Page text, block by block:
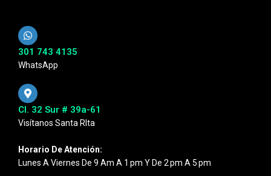
301 743 4135
WhatsApp
Cl. 32 Sur # 39a-61
Visítanos Santa RIta
Horario De Atención:
Lunes A Viernes De 9 Am A 1 Pm Y De 2 Pm A 5 Pm